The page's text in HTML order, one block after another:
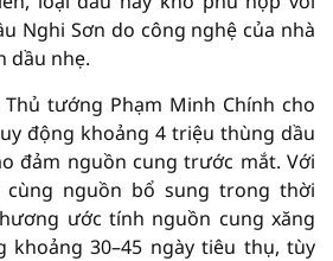
Nghi Sơn do công nghệ của nhà
dầu nhẹ.
tướng Phạm Minh Chính cho
động khoảng 4 triệu thùng dầu
đảm nguồn cung trước mắt. Với
nguồn bổ sung trong thời
ước tính nguồn cung xăng
khoảng 30–45 ngày tiêu thụ, tùy